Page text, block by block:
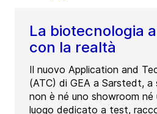
La biotecnologia
con la realtà
Il nuovo Application and
(ATC) di GEA a Sarstedt, a
non è né uno showroom né
luogo dedicato a test,